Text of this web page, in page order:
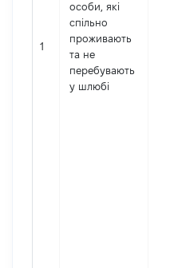
1
особи, які
спільно
проживають
та не
перебувають
у шлюбі